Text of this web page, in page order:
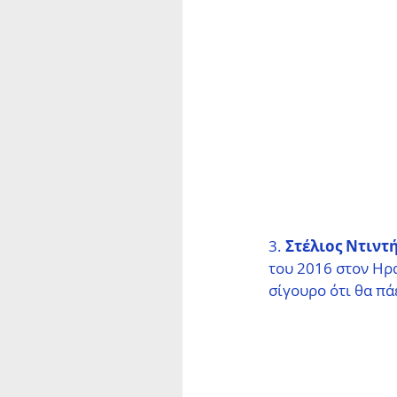
3. Στέλιος
του 2016 στον
σίγουρο ότι θα